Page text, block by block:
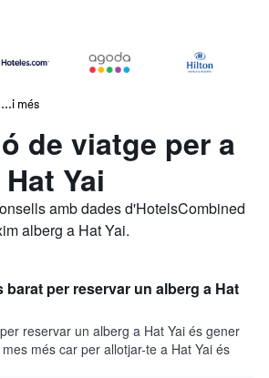
...i més
de viatge per a
Yai
amb dades d'HotelsCombined
alberg a Hat Yai.
barat per reservar un alberg a Hat
reservar un alberg a Hat Yai és gener
més car per allotjar-te a Hat Yai és